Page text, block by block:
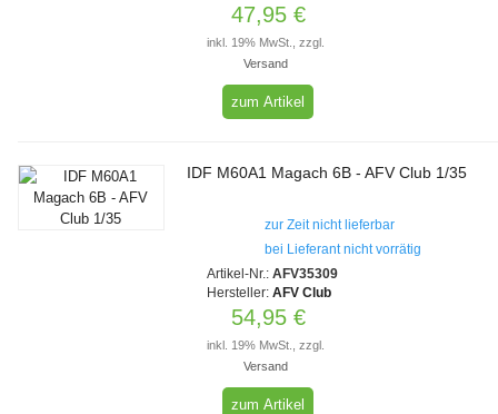
47,95 €
inkl. 19% MwSt., zzgl.
Versand
zum Artikel
IDF M60A1 Magach 6B - AFV Club 1/35
zur Zeit nicht lieferbar
bei Lieferant nicht vorrätig
Artikel-Nr.: AFV35309
Hersteller: AFV Club
54,95 €
inkl. 19% MwSt., zzgl.
Versand
zum Artikel